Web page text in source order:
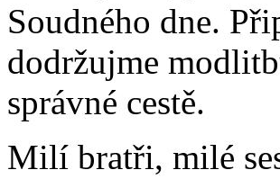
Soudného dne.
dodržujme
správné cestě.
Milí bratři, milé